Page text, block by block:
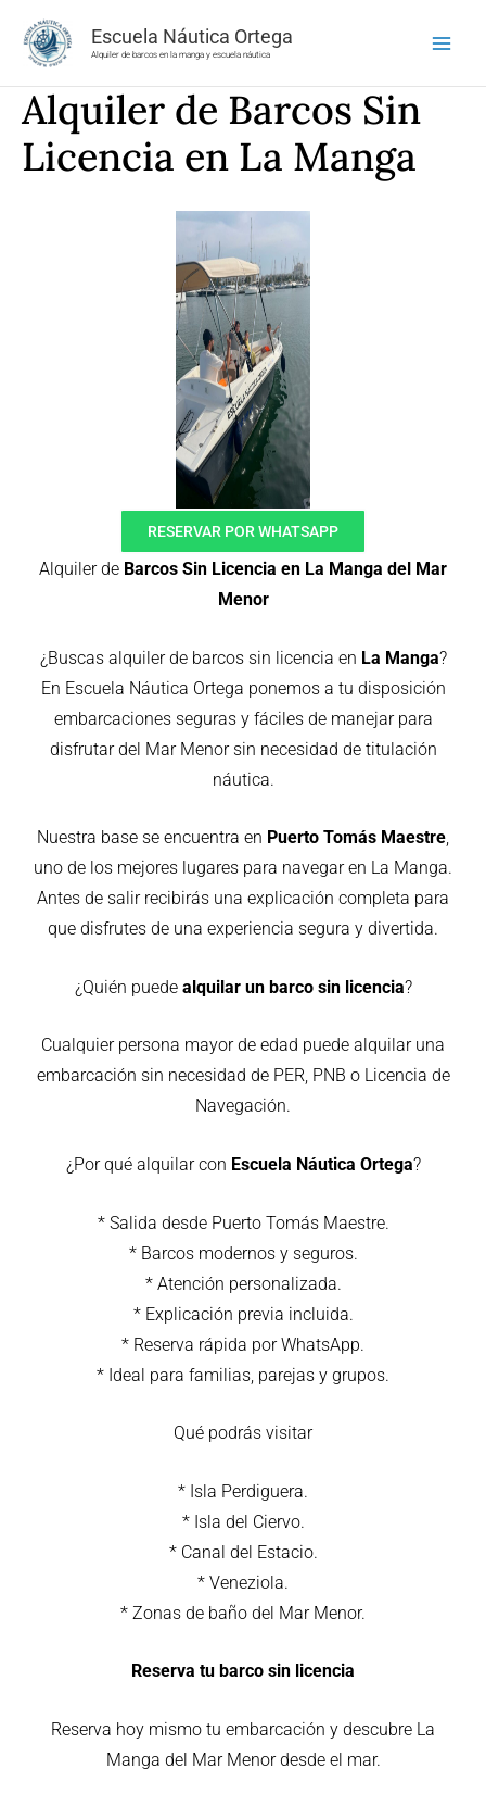
contenido
Escuela Náutica Ortega
Alquiler de barcos en la manga y escuela náutica
Alquiler de Barcos Sin
Licencia en La Manga
RESERVAR POR WHATSAPP
Alquiler de Barcos Sin Licencia en La Manga del Mar
Menor
¿Buscas alquiler de barcos sin licencia en La Manga?
En Escuela Náutica Ortega ponemos a tu disposición
embarcaciones seguras y fáciles de manejar para
disfrutar del Mar Menor sin necesidad de titulación
náutica.
Nuestra base se encuentra en Puerto Tomás Maestre,
uno de los mejores lugares para navegar en La Manga.
Antes de salir recibirás una explicación completa para
que disfrutes de una experiencia segura y divertida.
¿Quién puede alquilar un barco sin licencia?
Cualquier persona mayor de edad puede alquilar una
embarcación sin necesidad de PER, PNB o Licencia de
Navegación.
¿Por qué alquilar con Escuela Náutica Ortega?
* Salida desde Puerto Tomás Maestre.
* Barcos modernos y seguros.
* Atención personalizada.
* Explicación previa incluida.
* Reserva rápida por WhatsApp.
* Ideal para familias, parejas y grupos.
Qué podrás visitar
* Isla Perdiguera.
* Isla del Ciervo.
* Canal del Estacio.
* Veneziola.
* Zonas de baño del Mar Menor.
Reserva tu barco sin licencia
Reserva hoy mismo tu embarcación y descubre La
Manga del Mar Menor desde el mar.